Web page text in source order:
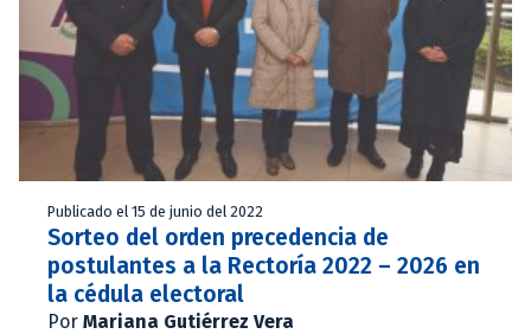
Publicado el 15 de junio del 2022
Sorteo del orden precedencia de
postulantes a la Rectoría 2022 – 2026 en
la cédula electoral
Por Mariana Gutiérrez Vera